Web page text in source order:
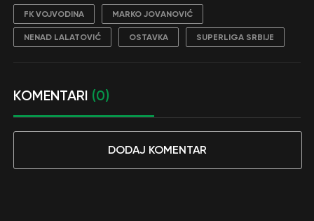
FK VOJVODINA MARKO JOVANOVIĆ
NENAD LALATOVIĆ OSTAVKA SUPERLIGA SRBIJE
KOMENTARI (0)
DODAJ KOMENTAR